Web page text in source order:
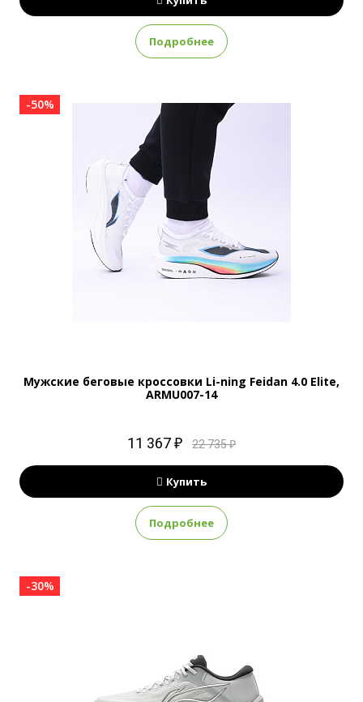
Подробнее
-50%
Мужские беговые кроссовки Li-ning Feidan 4.0 Elite,
ARMU007-14
11 367 ₽ 22 735 ₽
Купить
Подробнее
-30%